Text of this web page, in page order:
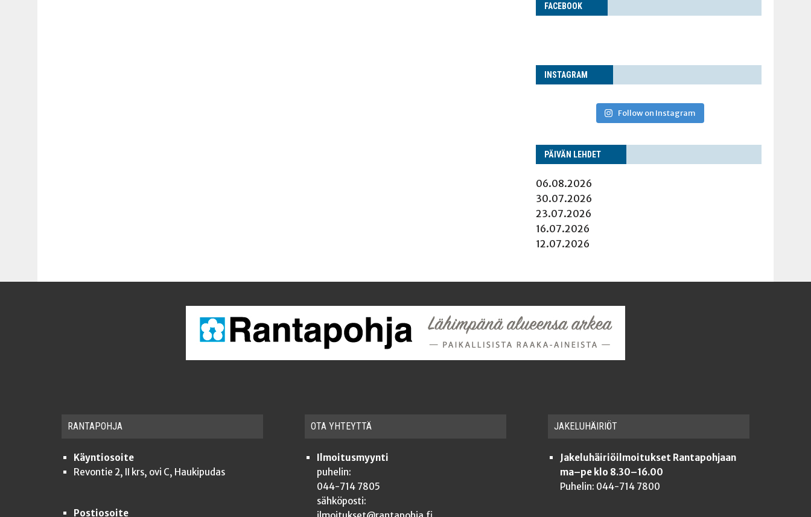
FACE­BOOK
INS­TA­GRAM
Follow on Instagram
PÄI­VÄN LEHDET
06.08.2026
30.07.2026
23.07.2026
16.07.2026
12.07.2026
RAN­TA­POH­JA
Käyntiosoite
Revontie 2, II krs, ovi C, Haukipudas
Postiosoite
OTA YHTEYT­TÄ
Ilmoitusmyynti
puhelin:
044-714 7805
sähköposti:
JAKE­LU­HÄI­RIÖT
Jakeluhäiriöilmoitukset Rantapohjaan
ma–pe klo 8.30–16.00
Puhelin: 044-714 7800